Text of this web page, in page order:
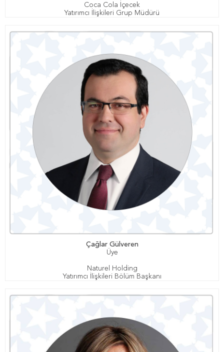
Coca Cola İçecek
Yatırımcı İlişkileri Grup Müdürü
Çağlar Gülveren
Üye
Naturel Holding
Yatırımcı İlişkileri Bölüm Başkanı